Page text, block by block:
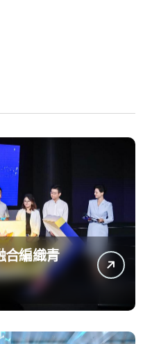
合編織青